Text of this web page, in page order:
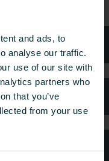
and ads, to
analyse our traffic.
use of our site with
partners who
that you’ve
from your use